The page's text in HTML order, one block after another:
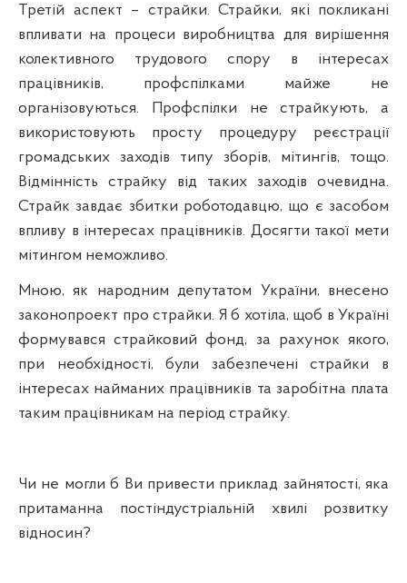
Третій аспект – страйки. Страйки, які покликані
впливати на процеси виробництва для вирішення
колективного трудового спору в інтересах
працівників, профспілками майже не
організовуються. Профспілки не страйкують, а
використовують просту процедуру реєстрації
громадських заходів типу зборів, мітингів, тощо.
Відмінність страйку від таких заходів очевидна.
Страйк завдає збитки роботодавцю, що є засобом
впливу в інтересах працівників. Досягти такої мети
мітингом неможливо.
Мною, як народним депутатом України, внесено
законопроект про страйки. Я б хотіла, щоб в Україні
формувався страйковий фонд, за рахунок якого,
при необхідності, були забезпечені страйки в
інтересах найманих працівників та заробітна плата
таким працівникам на період страйку.
Чи не могли б Ви привести приклад зайнятості, яка
притаманна постіндустріальній хвилі розвитку
відносин?